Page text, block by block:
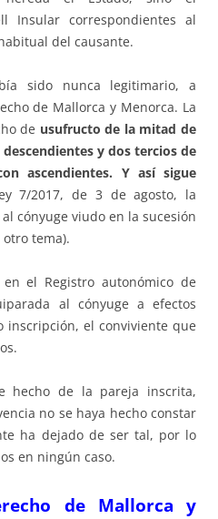
Insular correspondientes al
del causante.
sido nunca legitimario, a
de Mallorca y Menorca. La
de usufructo de la mitad de
y dos tercios de
ascendientes. Y así sigue
7/2017, de 3 de agosto, la
cónyuge viudo en la sucesión
tema).
el Registro autonómico de
al cónyuge a efectos
inscripción, el conviviente que
hecho de la pareja inscrita,
no se haya hecho constar
ha dejado de ser tal, por lo
en ningún caso.
de Mallorca y